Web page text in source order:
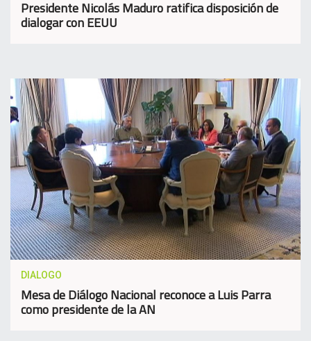
Presidente Nicolás Maduro ratifica disposición de
dialogar con EEUU
DIALOGO
Mesa de Diálogo Nacional reconoce a Luis Parra
como presidente de la AN